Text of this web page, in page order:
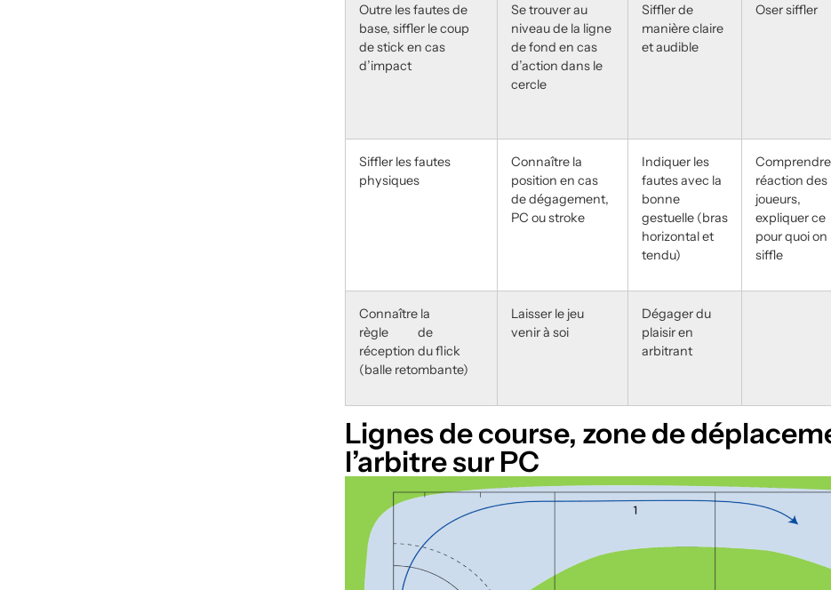
Outre les fautes de
base, siffler le coup
de stick en cas
d’impact
Se trouver au
niveau de la ligne
de fond en cas
d’action dans le
cercle
Siffler de
manière claire
et audible
Oser siffler
Siffler les fautes
physiques
Connaître la
position en cas
de dégagement,
PC ou stroke
Indiquer les
fautes avec la
bonne
gestuelle (bras
horizontal et
tendu)
réaction des
joueurs,
expliquer ce
pour quoi on
siffle
Connaître la
règle de
réception du flick
(balle retombante)
Laisser le jeu
venir à soi
Dégager du
plaisir en
arbitrant
Lignes de course, zone de
l’arbitre sur PC